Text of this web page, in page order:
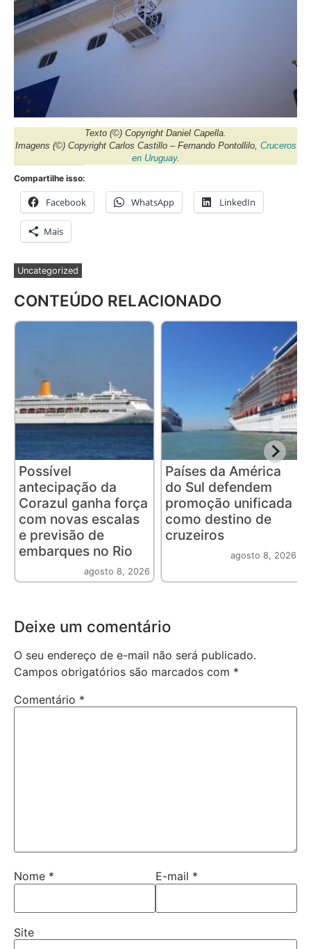
Texto (©) Copyright Daniel Capella.
Imagens (©) Copyright Carlos Castillo – Fernando Pontollilo, Cruceros
en Uruguay.
Compartilhe isso:
Facebook WhatsApp LinkedIn
Mais
Uncategorized
CONTEÚDO RELACIONADO
Possível
antecipação da
Corazul ganha força
com novas escalas
e previsão de
embarques no Rio
agosto 8, 2026
Países da América
do Sul defendem
promoção unificada
como destino de
cruzeiros
agosto 8, 2026
Deixe um comentário
O seu endereço de e-mail não será publicado.
Campos obrigatórios são marcados com *
Comentário *
Nome * E-mail *
Site